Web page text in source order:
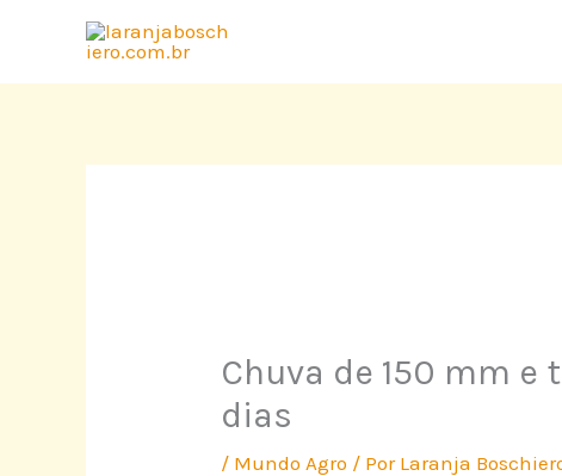
o
Chuva de 150 mm
dias
/ Mundo Agro / Por Laranja